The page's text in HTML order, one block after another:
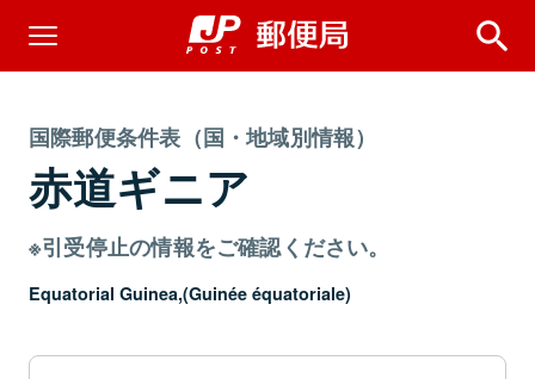
国際郵便条件表（国・地域別情報）
赤道ギニア
※引受停止の情報をご確認ください。
Equatorial Guinea,(Guinée équatoriale)